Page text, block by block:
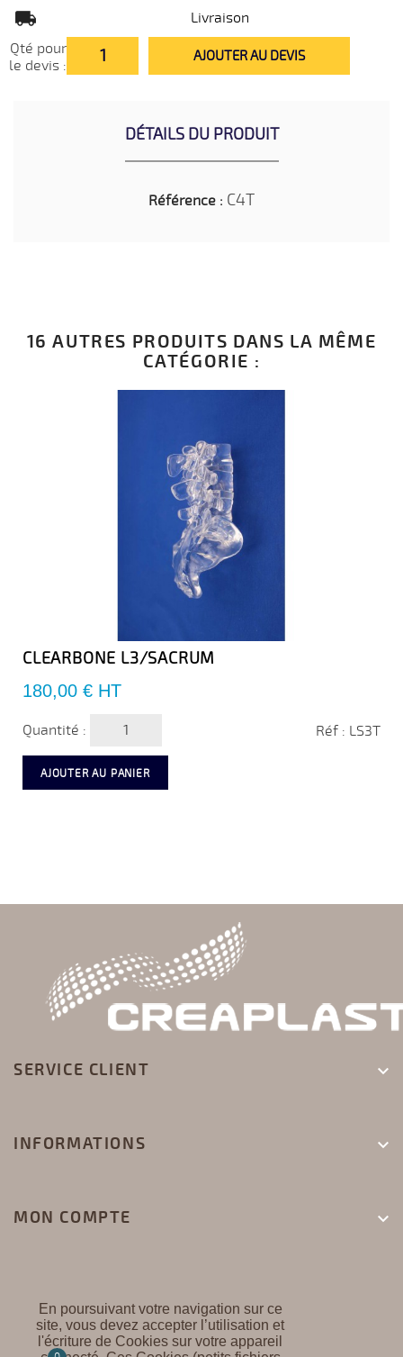
Livraison
Qté pour
le devis :
AJOUTER AU DEVIS
DÉTAILS DU PRODUIT
Référence : C4T
16 AUTRES PRODUITS DANS LA MÊME
CATÉGORIE :
CLEARBONE L3/SACRUM
Prix
180,00 € HT
Quantité : Réf : LS3T
AJOUTER AU PANIER
SERVICE CLIENT 
INFORMATIONS 
MON COMPTE 
En poursuivant votre navigation sur ce
site, vous devez accepter l’utilisation et
l'écriture de Cookies sur votre appareil
CREAPLAST ©